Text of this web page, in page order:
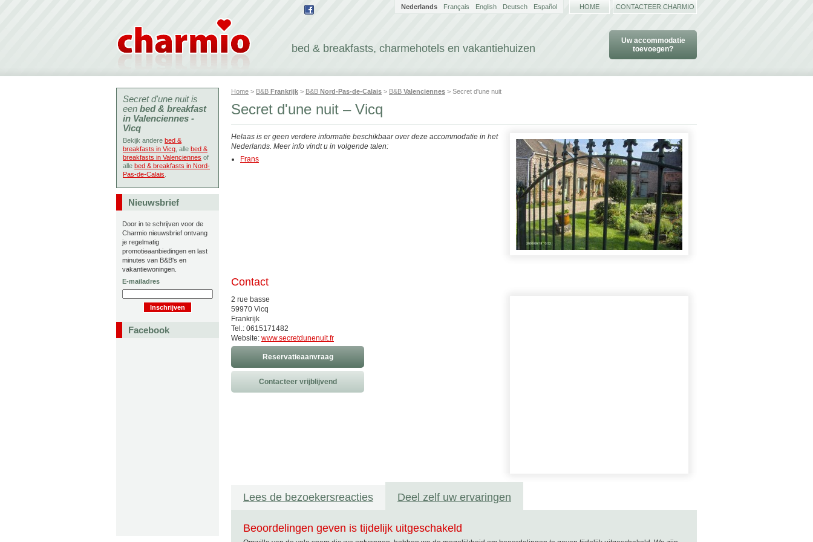
bed & breakfasts, charmehotels en vakantiehuizen
Uw accommodatie
toevoegen?
Nederlands Français English Deutsch Español HOME CONTACTEER CHARMIO
Home > B&B Frankrijk > B&B Nord-Pas-de-Calais > B&B Valenciennes > Secret d'une nuit
Secret d'une nuit – Vicq
Helaas is er geen verdere informatie beschikbaar over deze accommodatie in het
Nederlands. Meer info vindt u in volgende talen:
Frans
Contact
2 rue basse
59970 Vicq
Frankrijk
Tel.: 0615171482
Website: www.secretdunenuit.fr
Reservatieaanvraag
Contacteer vrijblijvend
Lees de bezoekersreacties Deel zelf uw ervaringen
Beoordelingen geven is tijdelijk uitgeschakeld
Secret d'une nuit is
een bed & breakfast
in Valenciennes -
Vicq
Bekijk andere bed &
breakfasts in Vicq , alle bed &
breakfasts in Valenciennes of
alle bed & breakfasts in Nord-
Pas-de-Calais
Nieuwsbrief
Door in te schrijven voor de
Charmio nieuwsbrief ontvang
je regelmatig
promotieaanbiedingen en last
minutes van B&B's en
vakantiewoningen.
E-mailadres
Facebook